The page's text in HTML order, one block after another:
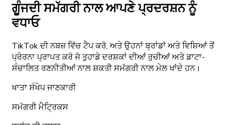
ਗੂੰਜਦੀ ਸਮੱਗਰੀ ਨਾਲ ਆਪਣੇ ਪ੍ਰਦਰਸ਼ਨ ਨੂੰ
ਵਧਾਓ
TikTok ਦੀ ਨਬਜ਼ ਵਿੱਚ ਟੈਪ ਕਰੋ, ਅਤੇ ਉਹਨਾਂ ਬ੍ਰਾਂਡਾਂ ਅਤੇ ਵਿਸ਼ਿਆਂ ਤੋਂ
ਪ੍ਰੇਰਨਾ ਪ੍ਰਾਪਤ ਕਰੋ ਜੋ ਤੁਹਾਡੇ ਦਰਸ਼ਕਾਂ ਦੀਆਂ ਰੁਚੀਆਂ ਅਤੇ ਡਾਟਾ-
ਸੰਚਾਲਿਤ ਰਣਨੀਤੀਆਂ ਨਾਲ ਸ਼ਕਤੀ ਸਮੱਗਰੀ ਨਾਲ ਮੇਲ ਖਾਂਦੇ ਹਨ।
ਖਾਤਾ ਸੰਖੇਪ ਜਾਣਕਾਰੀ
ਸਮੱਗਰੀ ਮੈਟ੍ਰਿਕਸ